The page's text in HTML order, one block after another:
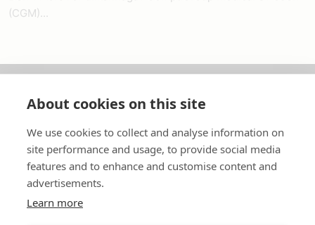
(CGM)...
In English
Standardavtal
Snabblänkar
About cookies on this site
We use cookies to collect and analyse information on
site performance and usage, to provide social media
features and to enhance and customise content and
advertisements.
Learn more